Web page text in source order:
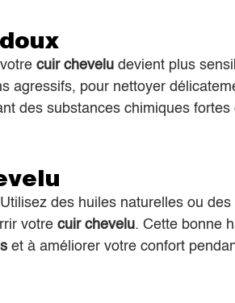
cuir chevelu devient plus
agressifs, pour nettoyer
des substances chimiques fortes
des huiles naturelles ou des
votre cuir chevelu. Cette bonne
et à améliorer votre confort